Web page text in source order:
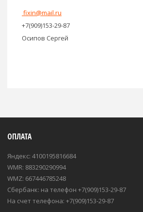
fixin@mail.ru
+7(909)153-29-87
Осипов Сергей
ОПЛАТА
Яндекс: 4100195816684
WMR: 883290290994
WMZ: 667446785248
Сбербанк: на телефон +7(909)153-29-87
На счет телефона: +7(909)153-29-87